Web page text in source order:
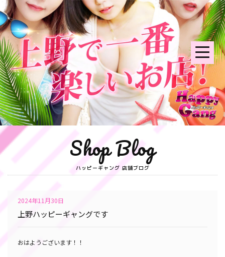
Shop Blog
ハッピーギャング 店舗ブログ
上野ハッピーギャングです
2024年11月30日
おはようございます！！